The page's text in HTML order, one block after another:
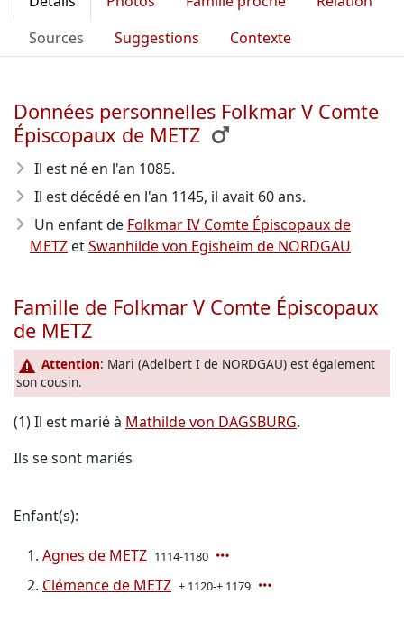
Sources
Suggestions Contexte
Données personnelles Folkmar V Comte
Épiscopaux de METZ
Il est né en l'an 1085.
Il est décédé en l'an 1145, il avait 60 ans.
Un enfant de Folkmar IV Comte Épiscopaux de
METZ etSwanhilde von Egisheim de NORDGAU
Famille de Folkmar V Comte Épiscopaux
de METZ
Attention: Mari (Adelbert I de NORDGAU) est également
son cousin.
(1) Il est marié à Mathilde von DAGSBURG.
Ils se sont mariés
Enfant(s):
Agnes de METZ 1114-1180
Clémence de METZ ± 1120-± 1179